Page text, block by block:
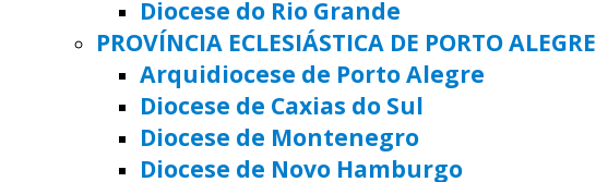
Diocese do Rio Grande
PROVÍNCIA ECLESIÁSTICA DE PORTO ALEGRE
Arquidiocese de Porto Alegre
Diocese de Caxias do Sul
Diocese de Montenegro
Diocese de Novo Hamburgo